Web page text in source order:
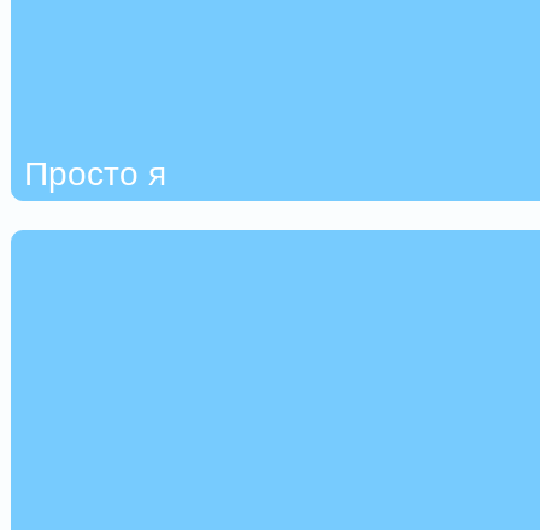
Просто я